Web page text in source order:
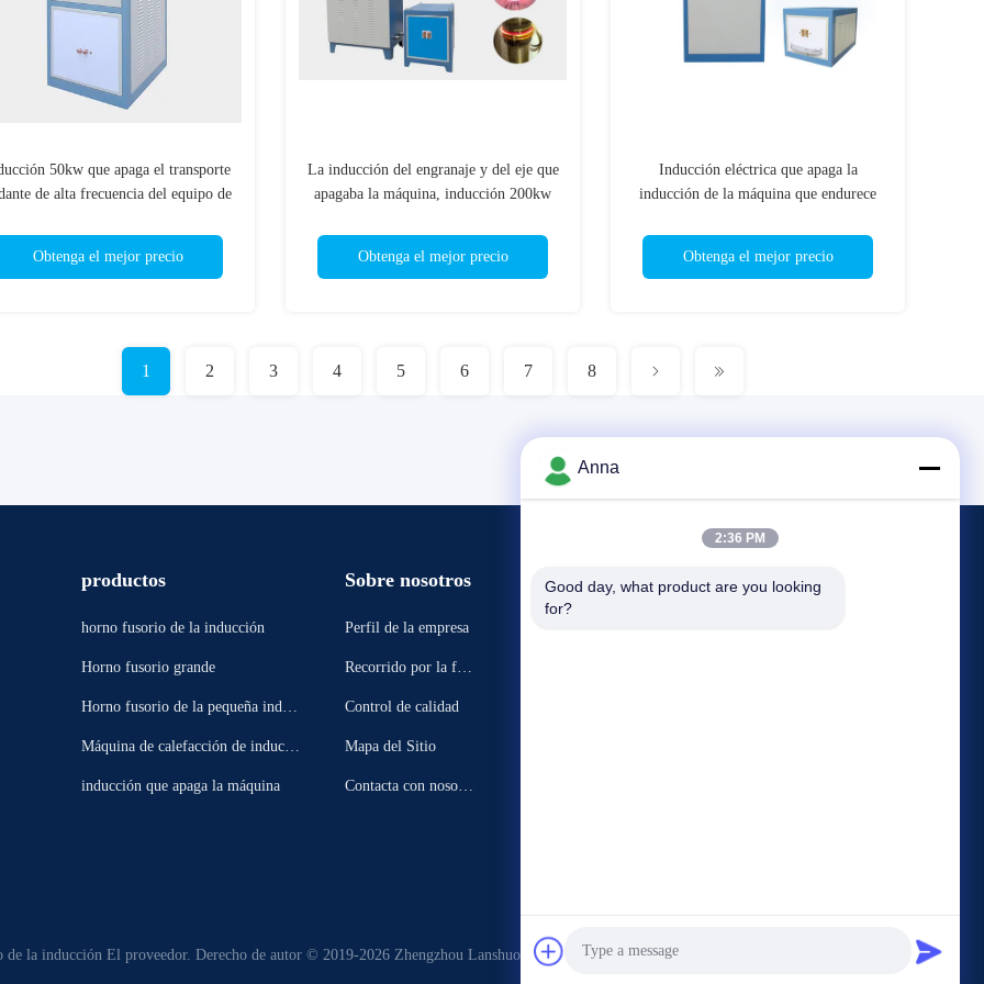
50kw que apaga el transporte
de alta frecuencia del equipo de
Obtenga el mejor precio
La inducción del engranaje y del eje que
apagaba la máquina, inducción 200kw
Obtenga el mejor precio
Inducción eléctrica que apaga la
inducción de la máquina que endurece
Obtenga el mejor precio
1 2 3 4 5 6 7 8
productos
horno fusorio de la inducción
Horno fusorio grande
Horno fusorio de la pequeña induc
Máquina de calefacción de inducci
inducción que apaga la máquina
Sobre nosotros
Perfil de la empresa
Recorrido por la fábr
Control de calidad
Mapa del Sitio
Contacta con nosotro
Eventos
Petición Una cita
de la inducción El proveedor. Derecho de autor © 2019-2026 Zhengzhou Lanshuo Electronics Co., Ltd Todos los derechos. Reservado.
Anna
2:36 PM
Good day, what product are you looking
for?